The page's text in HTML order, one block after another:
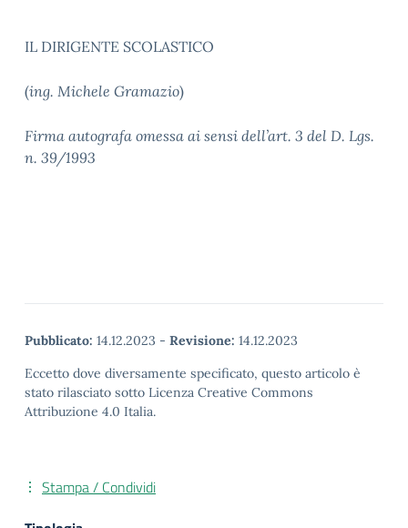
IL DIRIGENTE SCOLASTICO
(ing. Michele Gramazio)
Firma autografa omessa ai sensi dell’art. 3 del D. Lgs.
n. 39/1993
Pubblicato: 14.12.2023 - Revisione: 14.12.2023
Eccetto dove diversamente specificato, questo articolo è
stato rilasciato sotto Licenza Creative Commons
Attribuzione 4.0 Italia.
Stampa / Condividi